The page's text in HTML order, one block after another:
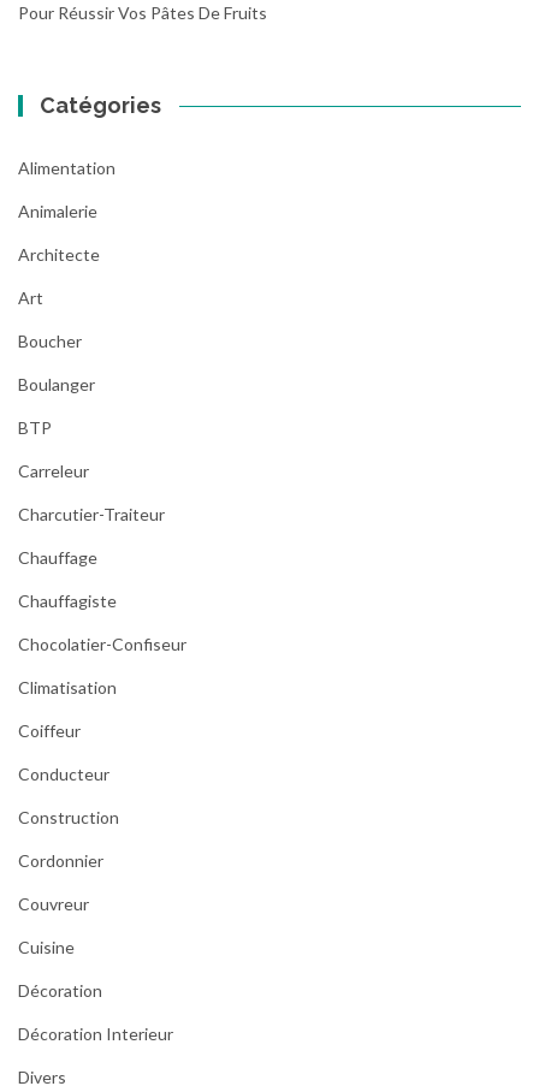
Pour Réussir Vos Pâtes De Fruits
Catégories
Alimentation
Animalerie
Architecte
Art
Boucher
Boulanger
BTP
Carreleur
Charcutier-Traiteur
Chauffage
Chauffagiste
Chocolatier-Confiseur
Climatisation
Coiffeur
Conducteur
Construction
Cordonnier
Couvreur
Cuisine
Décoration
Décoration Interieur
Divers